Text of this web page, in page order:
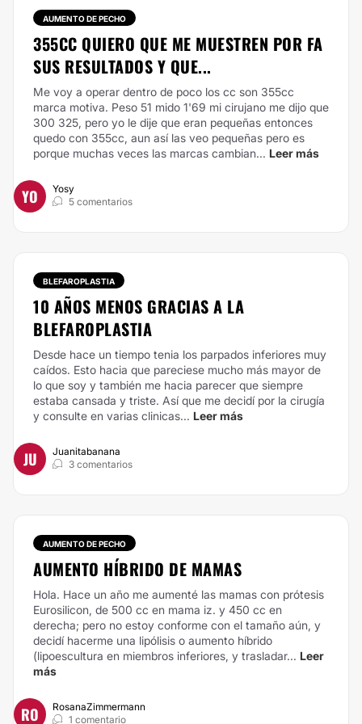
AUMENTO DE PECHO
355CC QUIERO QUE ME MUESTREN POR FA
SUS RESULTADOS Y QUE...
Me voy a operar dentro de poco los cc son 355cc
marca motiva. Peso 51 mido 1'69 mi cirujano me dijo que
300 325, pero yo le dije que eran pequeñas entonces
quedo con 355cc, aun así las veo pequeñas pero es
porque muchas veces las marcas cambian... Leer más
YO
Yosy
5 comentarios
BLEFAROPLASTIA
10 AÑOS MENOS GRACIAS A LA
BLEFAROPLASTIA
Desde hace un tiempo tenia los parpados inferiores muy
caídos. Esto hacia que pareciese mucho más mayor de
lo que soy y también me hacia parecer que siempre
estaba cansada y triste. Así que me decidí por la cirugía
y consulte en varias clinicas... Leer más
JU
Juanitabanana
3 comentarios
AUMENTO DE PECHO
AUMENTO HÍBRIDO DE MAMAS
Hola. Hace un año me aumenté las mamas con prótesis
Eurosilicon, de 500 cc en mama iz. y 450 cc en
derecha; pero no estoy conforme con el tamaño aún, y
decidí hacerme una lipólisis o aumento híbrido
(lipoescultura en miembros inferiores, y trasladar... Leer
más
RO
RosanaZimmermann
1 comentario